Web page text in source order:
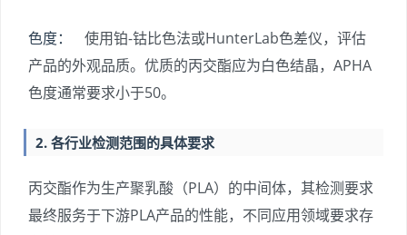
色度：
使用铂-钴比色法或HunterLab色差仪，评估
产品的外观品质。优质的丙交酯应为白色结晶，APHA
色度通常要求小于50。
2. 各行业检测范围的具体要求
丙交酯作为生产聚乳酸（PLA）的中间体，其检测要求
最终服务于下游PLA产品的性能，不同应用领域要求存